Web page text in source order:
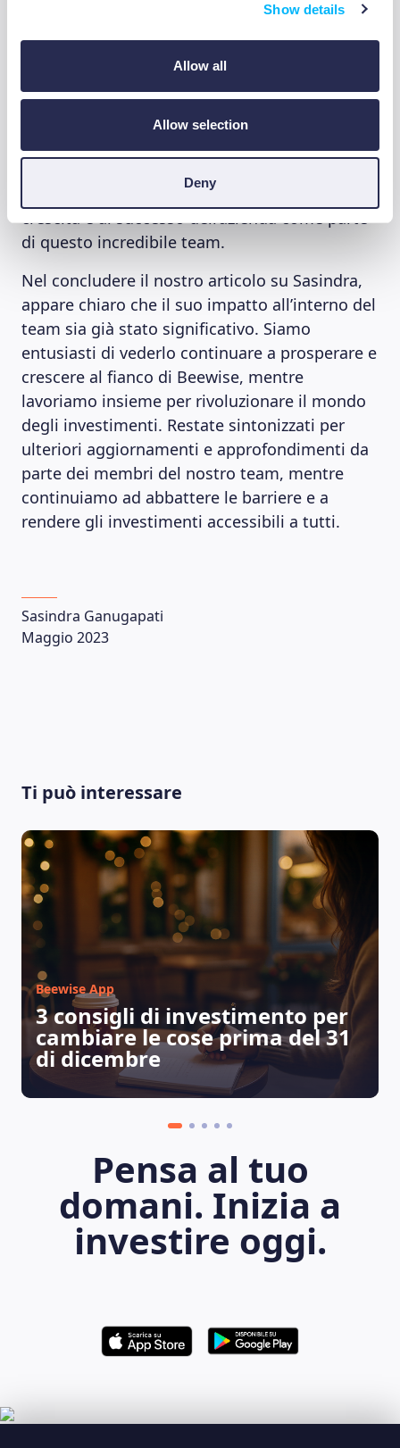
Show details
Allow all
Allow selection
Deny
LEARNING PLATFORM
apprendimento. La struttura orizzontale
dell’organizzazione consente di interagire con
tutti, anche con chi non fa parte del team di
scambi di idee.
Sono entusiasta dell’impatto che il nostro
non vedo l’ora di continuare a contribuire alla
crescita e al successo dell’azienda come parte
di questo incredibile team.
Nel concludere il nostro articolo su Sasindra,
appare chiaro che il suo impatto all’interno del
team sia già stato significativo. Siamo
entusiasti di vederlo continuare a prosperare e
crescere al fianco di Beewise, mentre
lavoriamo insieme per rivoluzionare il mondo
degli investimenti. Restate sintonizzati per
ulteriori aggiornamenti e approfondimenti da
parte dei membri del nostro team, mentre
continuiamo ad abbattere le barriere e a
rendere gli investimenti accessibili a tutti.
Sasindra Ganugapati
Maggio 2023
Ti può interessare
Beewise App
3 consigli di investimento per
cambiare le cose prima del 31
di dicembre
Pensa al tuo
domani. Inizia a
investire oggi.